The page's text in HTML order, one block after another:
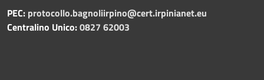
PEC: protocollo.bagnoliirpino@cert.irpinianet.eu
Centralino Unico:0827 62003